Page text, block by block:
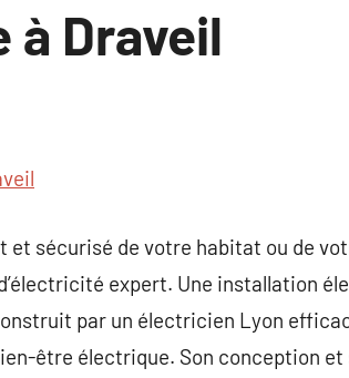
Draveil
et sécurisé de votre habitat ou de
expert. Une installation
par un électricien Lyon
être électrique. Son conception et